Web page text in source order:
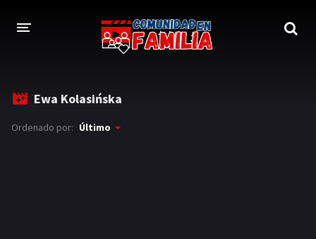
Ewa Kolasińska
Ordenado por: Último